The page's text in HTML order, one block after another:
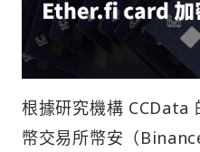
根據研究機構 CCData
幣交易所幣安（